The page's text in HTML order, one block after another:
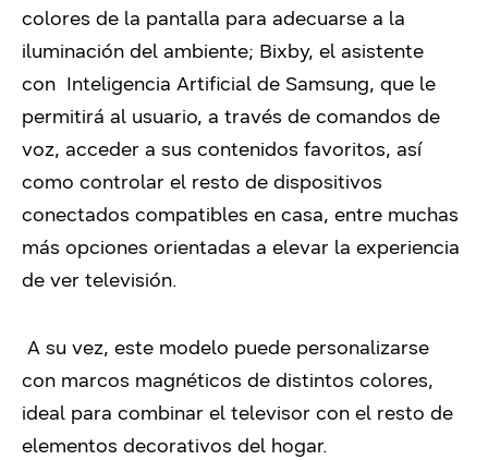
colores de la pantalla para adecuarse a la
iluminación del ambiente; Bixby, el asistente
con Inteligencia Artificial de Samsung, que le
permitirá al usuario, a través de comandos de
voz, acceder a sus contenidos favoritos, así
como controlar el resto de dispositivos
conectados compatibles en casa, entre muchas
más opciones orientadas a elevar la experiencia
de ver televisión.
A su vez, este modelo puede personalizarse
con marcos magnéticos de distintos colores,
ideal para combinar el televisor con el resto de
elementos decorativos del hogar.